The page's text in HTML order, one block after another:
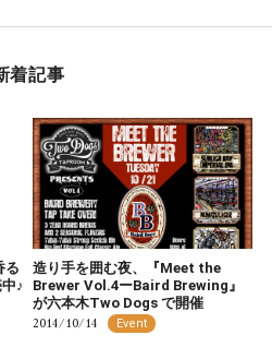
着記事
る
♪
造り手を囲む夜、『Meet the
Brewer Vol.4ーBaird Brewing』
が六本木Two Dogs で開催
2014/10/14 Event